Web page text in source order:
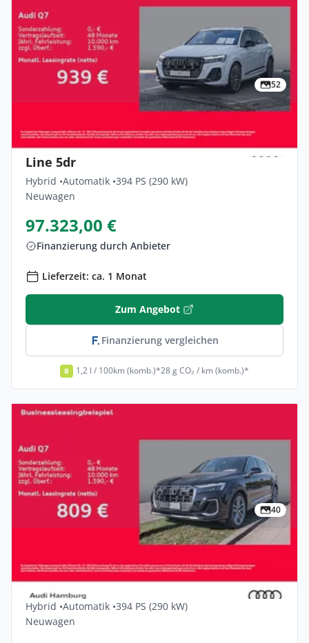
52
Audi Q7 TFSI E 290 KW Quattro Tiptronic S
Line 5dr
Hybrid •Automatik •394 PS (290 kW)
Neuwagen
97.323,00 €
Finanzierung durch Anbieter
Lieferzeit: ca. 1 Monat
Zum Angebot
Finanzierung vergleichen
B 1,2 l / 100km (komb.)*28 g CO₂ / km (komb.)*
40
Audi Q7 TFSI E 290 KW Quattro Tiptronic
5dr
Hybrid •Automatik •394 PS (290 kW)
Neuwagen